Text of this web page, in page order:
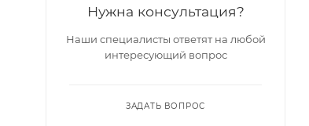
Нужна консультация?
Наши специалисты ответят на любой
интересующий вопрос
ЗАДАТЬ ВОПРОС